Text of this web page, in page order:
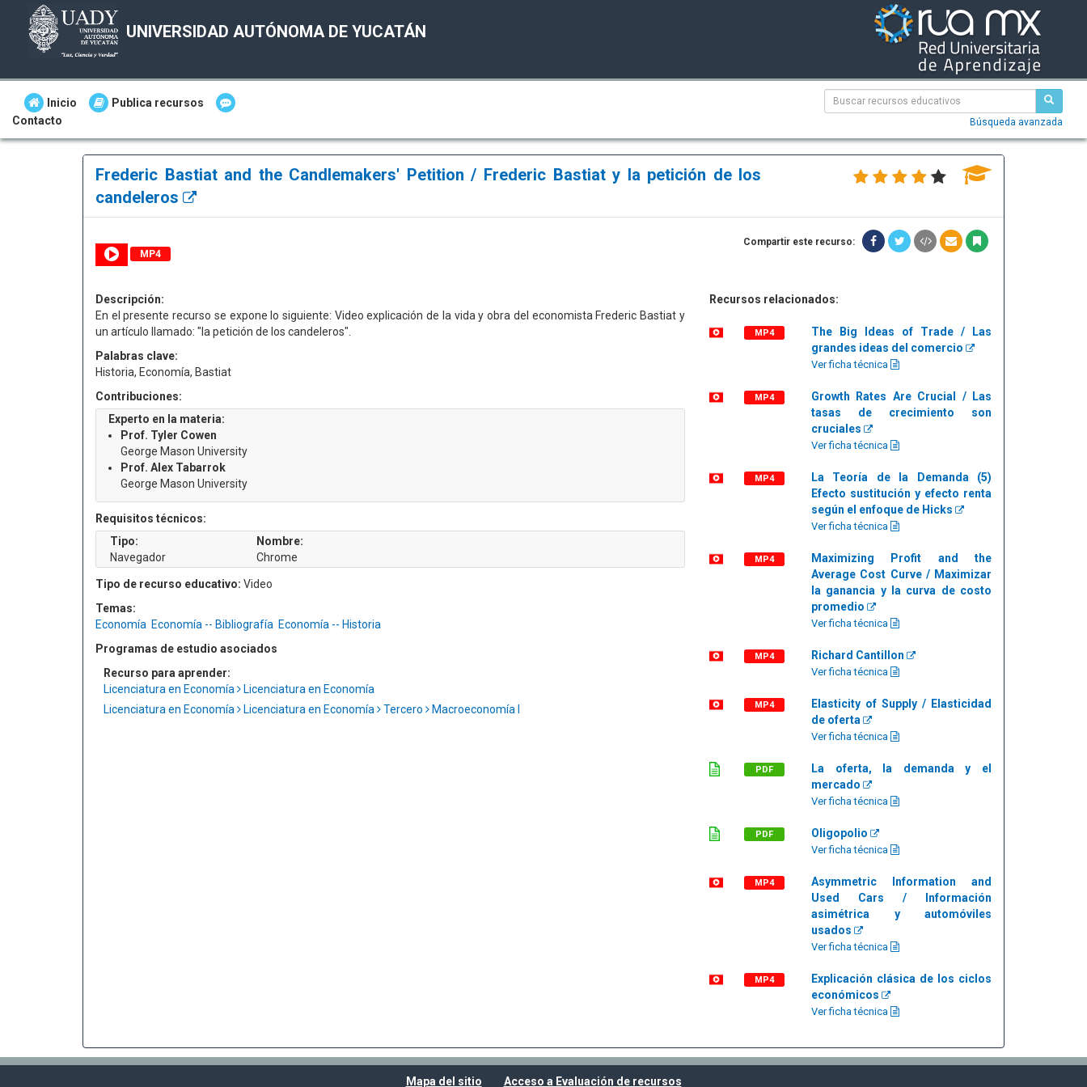
UNIVERSIDAD AUTÓNOMA DE YUCATÁN
Inicio
Publica recursos
Contacto
Búsqueda avanzada
Frederic Bastiat and the Candlemakers' Petition / Frederic Bastiat y la petición de los
candeleros
MP4
Compartir este recurso:
Descripción:
En el presente recurso se expone lo siguiente: Video explicación de la vida y obra del economista Frederic Bastiat y
un artículo llamado: "la petición de los candeleros".
Palabras clave:
Historia, Economía, Bastiat
Contribuciones:
Experto en la materia:
Prof. Tyler Cowen
George Mason University
Prof. Alex Tabarrok
George Mason University
Requisitos técnicos:
Tipo:
Navegador
Nombre:
Chrome
Tipo de recurso educativo: Video
Temas:
Economía Economía -- Bibliografía Economía -- Historia
Programas de estudio asociados
Recurso para aprender:
Licenciatura en Economía
Licenciatura en Economía
Licenciatura en Economía
Licenciatura en Economía Tercero Macroeconomía I
Recursos relacionados:
MP4
The Big Ideas of Trade / Las
grandes ideas del comercio
Ver ficha técnica
MP4
Growth Rates Are Crucial / Las
tasas de crecimiento son
cruciales
Ver ficha técnica
MP4
La Teoría de la Demanda (5)
Efecto sustitución y efecto renta
según el enfoque de Hicks
Ver ficha técnica
MP4
Maximizing Profit and the
Average Cost Curve / Maximizar
la ganancia y la curva de costo
promedio
Ver ficha técnica
MP4 Richard Cantillon
Ver ficha técnica
MP4
Elasticity of Supply / Elasticidad
de oferta
Ver ficha técnica
PDF
La oferta, la demanda y el
mercado
Ver ficha técnica
PDF Oligopolio
Ver ficha técnica
MP4
Asymmetric Information and
Used Cars / Información
asimétrica y automóviles
usados
Ver ficha técnica
MP4
Explicación clásica de los ciclos
económicos
Ver ficha técnica
Mapa del sitio Acceso a Evaluación de recursos